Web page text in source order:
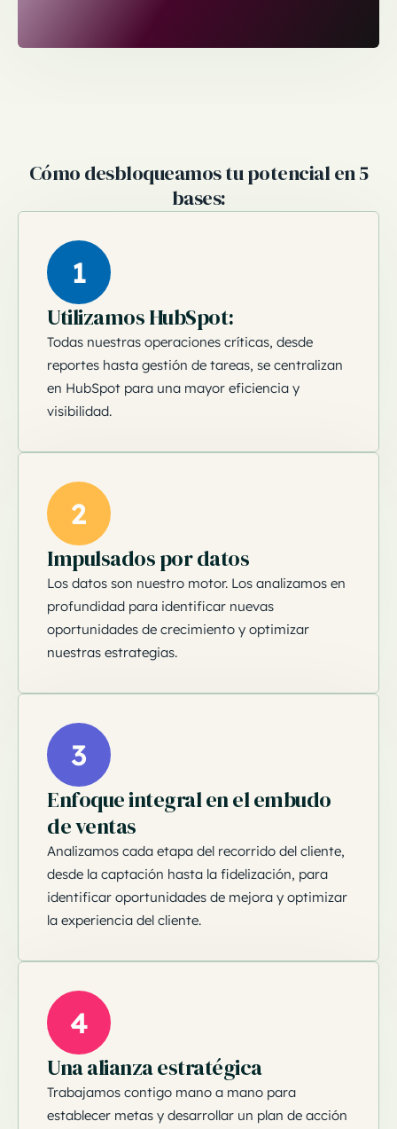
Cómo desbloqueamos tu potencial en 5
bases:
1
Utilizamos HubSpot:
Todas nuestras operaciones críticas, desde
reportes hasta gestión de tareas, se centralizan
en HubSpot para una mayor eficiencia y
visibilidad.
2
Impulsados por datos
Los datos son nuestro motor. Los analizamos en
profundidad para identificar nuevas
oportunidades de crecimiento y optimizar
nuestras estrategias.
3
Enfoque integral en el embudo
de ventas
Analizamos cada etapa del recorrido del cliente,
desde la captación hasta la fidelización, para
identificar oportunidades de mejora y optimizar
la experiencia del cliente.
4
Una alianza estratégica
Trabajamos contigo mano a mano para
establecer metas y desarrollar un plan de acción